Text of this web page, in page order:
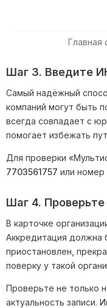
Главная
Шаг 3. Введите
Самый надёжный
компаний могут быть
всегда совпадает с
помогает избежать
Для проверки
7703561757 или номер
Шаг 4.
В карточке
Аккредитация должна
приостановлен,
поверку у такой
Проверьте не только
актуальность записи.